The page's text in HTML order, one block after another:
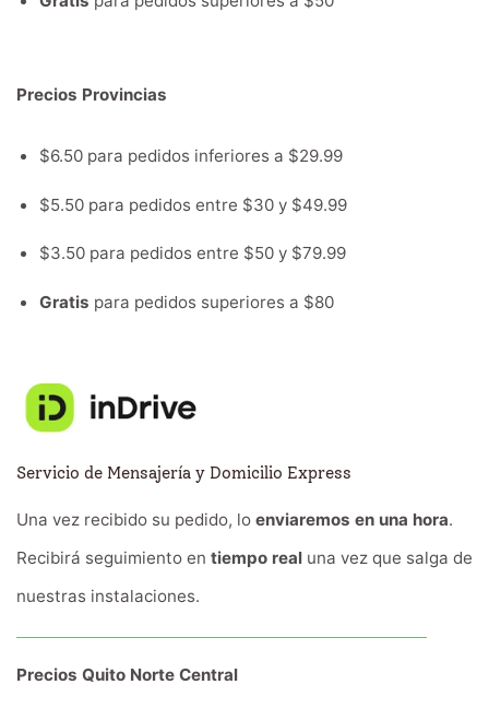
Precios Provincias
$6.50 para pedidos inferiores a $29.99
$5.50 para pedidos entre $30 y $49.99
$3.50 para pedidos entre $50 y $79.99
Gratis para pedidos superiores a $80
Servicio de Mensajería y Domicilio Express
Una vez recibido su pedido, lo enviaremos en una hora.
Recibirá seguimiento en tiempo real una vez que salga de
nuestras instalaciones.
Precios Quito Norte Central